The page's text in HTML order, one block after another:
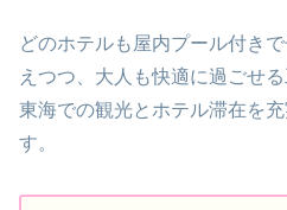
25分
どのホテルも屋内プール付き
えつつ、大人も快適に過ごせる
東海での観光とホテル滞在を
す。